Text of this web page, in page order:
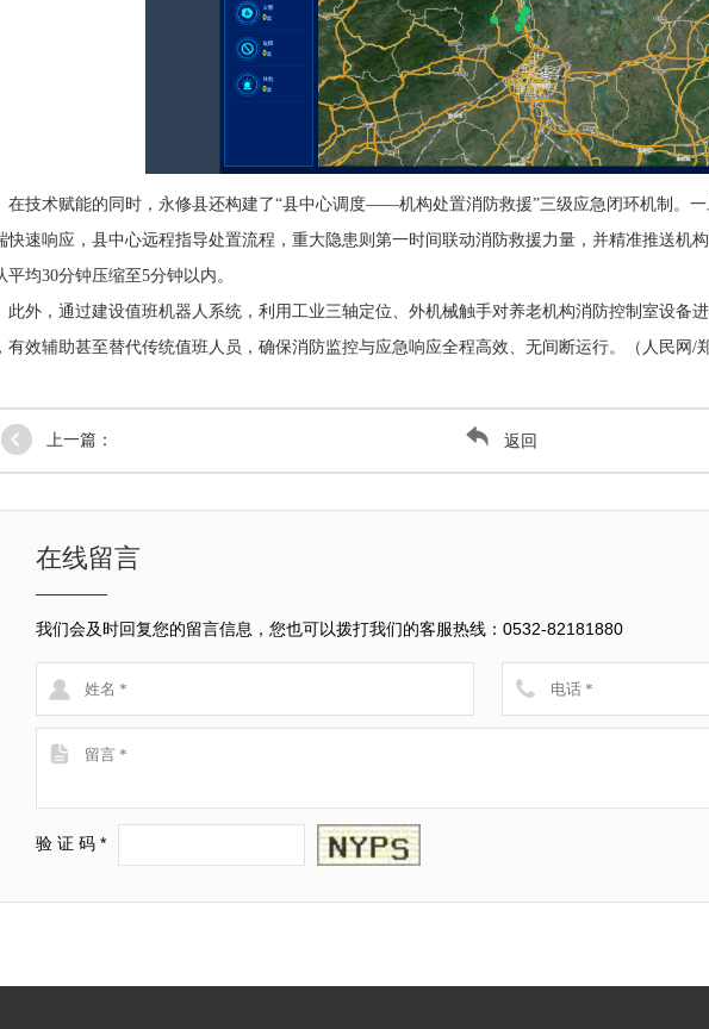
在技术赋能的同时，永修县还构建了“县中心调度——机构处置消防救援”三级应急闭环机制。
快速响应，县中心远程指导处置流程，重大隐患则第一时间联动消防救援力量，并精准推送机
平均30分钟压缩至5分钟以内。
此外，通过建设值班机器人系统，利用工业三轴定位、外机械触手对养老机构消防控制室设备
有效辅助甚至替代传统值班人员，确保消防监控与应急响应全程高效、无间断运行。（人民网/
上一篇： 返回
在线留言
我们会及时回复您的留言信息，您也可以拨打我们的客服热线：0532-82181880
验 证 码 *